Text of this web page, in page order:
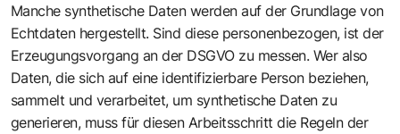
Manche synthetische Daten werden auf der Grundlage von
Echtdaten hergestellt. Sind diese personenbezogen, ist der
Erzeugungsvorgang an der DSGVO zu messen. Wer also
Daten, die sich auf eine identifizierbare Person beziehen,
sammelt und verarbeitet, um synthetische Daten zu
generieren, muss für diesen Arbeitsschritt die Regeln der